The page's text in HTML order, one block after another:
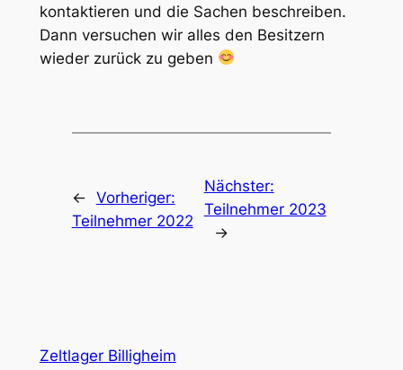
kontaktieren und die Sachen beschreiben.
Dann versuchen wir alles den Besitzern
wieder zurück zu geben
← Vorheriger:
Teilnehmer 2022
Nächster:
Teilnehmer 2023
→
Zeltlager Billigheim